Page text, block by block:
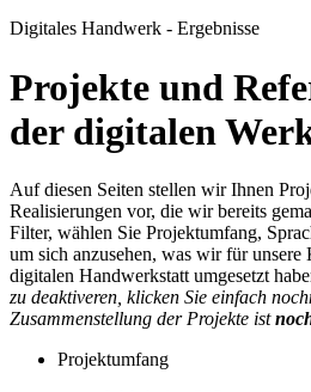
Digitales Handwerk - Ergebnisse
Projekte und
der digitalen
Auf diesen Seiten stellen wir Ihnen
Realisierungen vor, die wir bereits
Filter, wählen Sie Projektumfang,
um sich anzusehen, was wir für
digitalen Handwerkstatt umgesetzt
zu deaktiveren, klicken Sie einfach
Zusammenstellung der Projekte ist
Projektumfang